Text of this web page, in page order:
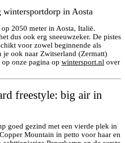
in Aosta
2050 meter in Aosta, Italië.
dus ook erg sneeuwzeker. De pistes
voor zowel beginnende als
je ook naar Zwitserland (Zermatt)
onze pagina op wintersport.nl over
freestyle: big air in
goed gezind met een vierde plek in
Mountain in petto voor haar en